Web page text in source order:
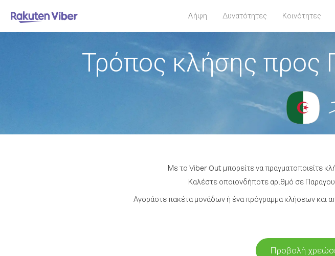
Λήψη Δυνατότητες Κοινότητες
Τρόπος κλήσης προς
Με το Viber Out μπορείτε να πραγματοποιείτε
Καλέστε οποιονδήποτε αριθμό σε
Αγοράστε πακέτα μονάδων ή ένα πρόγραμμα κλήσεων και
Προβολή